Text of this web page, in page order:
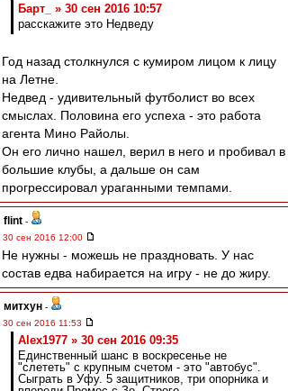
Барт_ » 30 сен 2016 10:57
расскажите это Недведу
Год назад столкнулся с кумиром лицом к лицу
на Летне.
Недвед - удивительный футболист во всех
смыслах. Половина его успеха - это работа
агента Мино Райолы.
Он его лично нашел, верил в него и пробивал в
большие клубы, а дальше он сам
прогрессировал ураганными темпами.
flint -
30 сен 2016 12:00
Не нужны - можешь не праздновать. У нас
состав едва набирается на игру - не до жиру.
митхун -
30 сен 2016 11:53
Alex1977 » 30 сен 2016 09:35
Единственный шанс в воскресенье не
"слететь" с крупным счетом - это "автобус".
Сыграть в Уфу. 5 защитников, три опорника и